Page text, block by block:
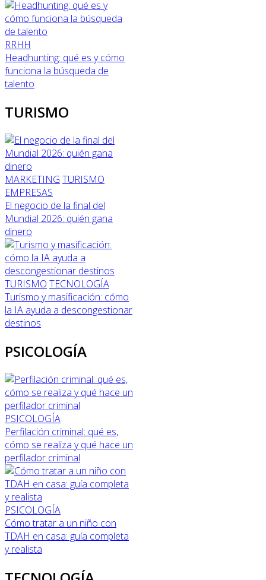
RRHH
Headhunting: qué es y cómo
funciona la búsqueda de
talento
TURISMO
MARKETING TURISMO
EMPRESAS
El negocio de la final del
Mundial 2026: quién gana
dinero
TURISMO TECNOLOGÍA
Turismo y masificación: cómo
la IA ayuda a descongestionar
destinos
PSICOLOGÍA
PSICOLOGÍA
Perfilación criminal: qué es,
cómo se realiza y qué hace un
perfilador criminal
PSICOLOGÍA
Cómo tratar a un niño con
TDAH en casa: guía completa
y realista